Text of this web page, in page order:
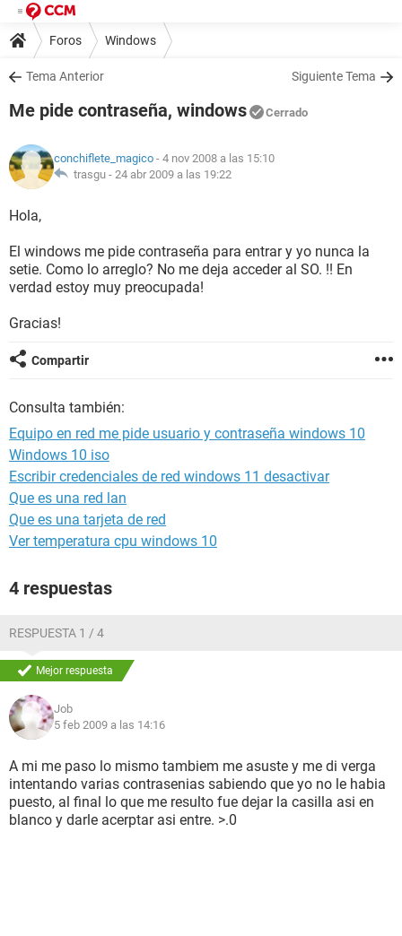
Foros Windows
Tema Anterior Siguiente Tema
Me pide contraseña, windows Cerrado
conchiflete_magico - 4 nov 2008 a las 15:10
trasgu - 24 abr 2009 a las 19:22
Hola,
El windows me pide contraseña para entrar y yo nunca la
setie. Como lo arreglo? No me deja acceder al SO. !! En
verdad estoy muy preocupada!
Gracias!
Compartir
Consulta también:
Equipo en red me pide usuario y contraseña windows 10
Windows 10 iso
Escribir credenciales de red windows 11 desactivar
Que es una red lan
Que es una tarjeta de red
Ver temperatura cpu windows 10
4 respuestas
RESPUESTA 1 / 4
Mejor respuesta
Job
5 feb 2009 a las 14:16
A mi me paso lo mismo tambiem me asuste y me di verga
intentando varias contrasenias sabiendo que yo no le habia
puesto, al final lo que me resulto fue dejar la casilla asi en
blanco y darle acerptar asi entre. >.0